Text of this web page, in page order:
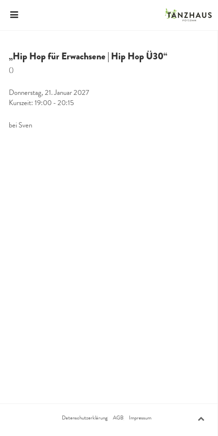
„Hip Hop für Erwachsene | Hip Hop Ü30“
()
Donnerstag, 21. Januar 2027
Kurszeit: 19:00 - 20:15
bei Sven
Datenschutzerklärung AGB Impressum